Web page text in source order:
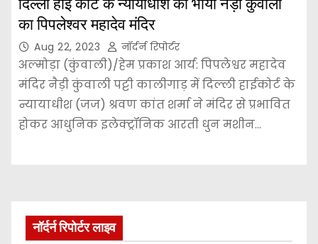
दिल्ली हाई कोर्ट के न्यायाधीश को भाया नैड़ी कुंवाली
का पिपलेश्वर महादेव मंदिर
Aug 22, 2023 नॉर्दर्न रिपोर्टर
अल्मोड़ा (कुंवाली)/हेम प्रकाश आर्य: पिपलेश्वर महादेव
मंदिर नैड़ी कुंवाली पट्टी कालीगाड़ में दिल्ली हाईकोर्ट के
न्यायाधीश (जज) श्रवण कांत शर्मा ने मंदिर से प्रभावित
होकर आधुनिक इलेक्ट्रॉनिक आरती धुन मशीन…
नॉर्दर्न रिपोर्टर लाइव